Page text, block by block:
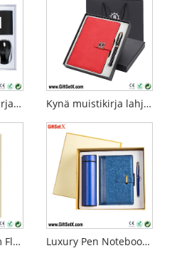
Yrityksen muistikirjan lahjasetti Kynä muistikirja lahjasetti
Umbrella Vacuum Flask Pen Notebook Business lahjasetti Luxury Pen Notebook Vacuum Cup -lahjasetti